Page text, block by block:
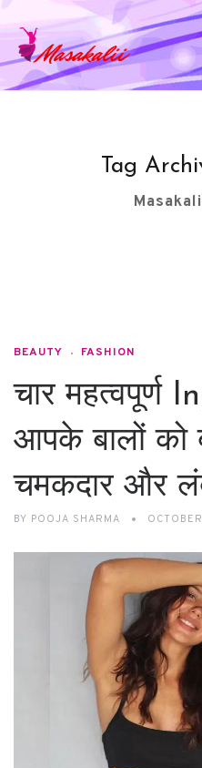
Tag
BEAUTY FASHION
चार महत्वपूर्ण
आपके बालों को
चमकदार और
BY POOJA SHARMA